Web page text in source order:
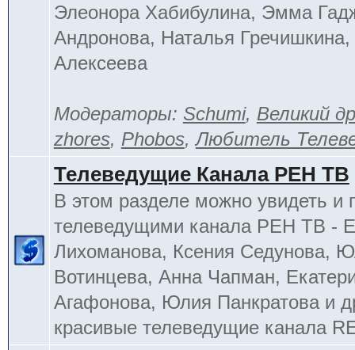
Элеонора Хабибулина, Эмма
Андронова, Наталья
Алексеева
Модераторы: Schumi, Великий
zhores, Phobos,Любитель
Телеведущие Канала РЕН ТВ
В этом разделе можно увидеть и
телеведущими канала РЕН ТВ -
Лихоманова, Ксения Седунова,
Вотинцева, Анна Чапман,
Агафонова, Юлия Панкратова и
красивые телеведущие канала